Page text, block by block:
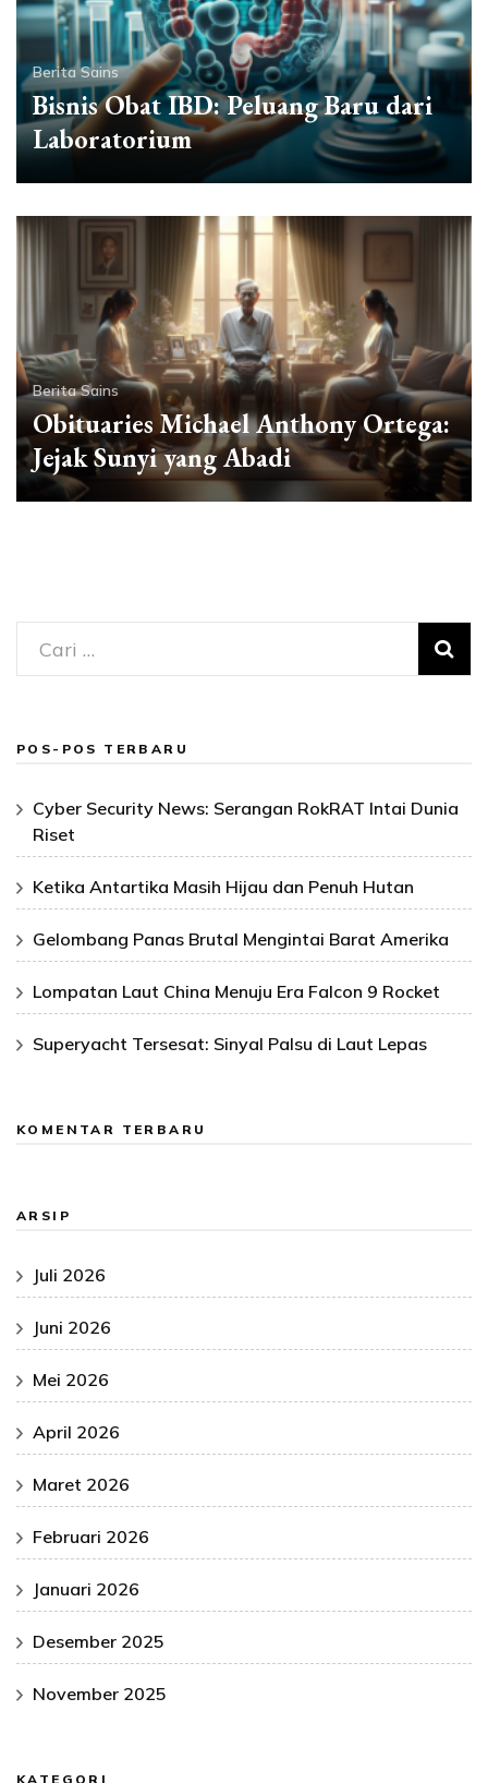
Berita Sains
Bisnis Obat IBD: Peluang Baru dari
Laboratorium
Berita Sains
Obituaries Michael Anthony Ortega:
Jejak Sunyi yang Abadi
Cari
untuk:
POS-POS TERBARU
Cyber Security News: Serangan RokRAT Intai Dunia
Riset
Ketika Antartika Masih Hijau dan Penuh Hutan
Gelombang Panas Brutal Mengintai Barat Amerika
Lompatan Laut China Menuju Era Falcon 9 Rocket
Superyacht Tersesat: Sinyal Palsu di Laut Lepas
KOMENTAR TERBARU
ARSIP
Juli 2026
Juni 2026
Mei 2026
April 2026
Maret 2026
Februari 2026
Januari 2026
Desember 2025
November 2025
KATEGORI